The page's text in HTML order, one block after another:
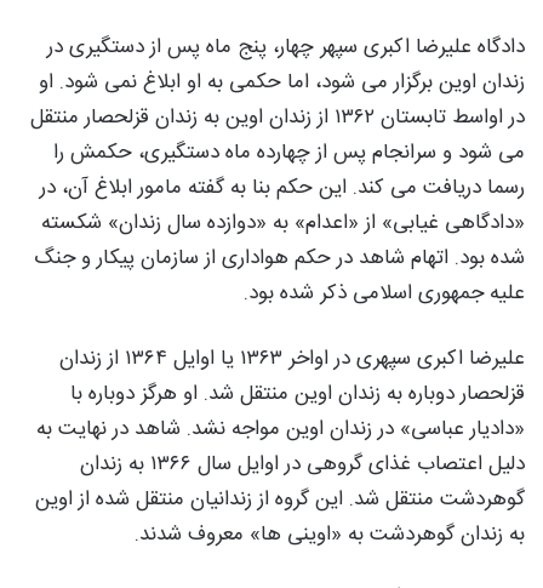
دادگاه علیرضا اکبری سپهر چهار، پنج ماه پس از دستگیری در
زندان اوین برگزار می شود، اما حکمی به او ابلاغ نمی شود. او
در اواسط تابستان ۱۳۶۲ از زندان اوین به زندان قزلحصار منتقل
می شود و سرانجام پس از چهارده ماه دستگیری، حکمش را
رسما دریافت می کند. این حکم بنا به گفته مامور ابلاغ آن، در
«دادگاهی غیابی» از «اعدام» به «دوازده سال زندان» شکسته
شده بود. اتهام شاهد در حکم هواداری از سازمان پیکار و جنگ
علیه جمهوری اسلامی ذکر شده بود.
علیرضا اکبری سپهری در اواخر ۱۳۶۳ یا اوایل ۱۳۶۴ از زندان
قزلحصار دوباره به زندان اوین منتقل شد. او هرگز دوباره با
«دادیار عباسی» در زندان اوین مواجه نشد. شاهد در نهایت به
دلیل اعتصاب غذای گروهی در اوایل سال ۱۳۶۶ به زندان
گوهردشت منتقل شد. این گروه از زندانیان منتقل شده از اوین
به زندان گوهردشت به «اوینی ها» معروف شدند.